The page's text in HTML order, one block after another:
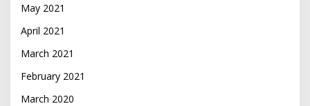
May 2021
April 2021
March 2021
February 2021
March 2020